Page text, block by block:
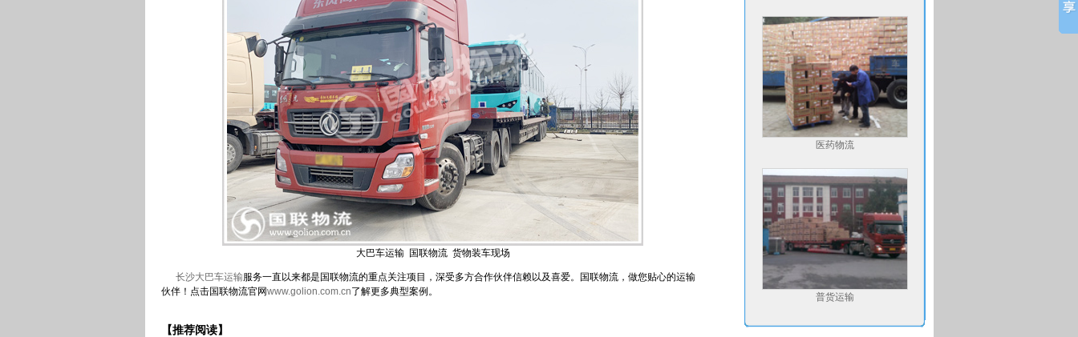
大巴车运输国联物流 货物装车现场
长沙大巴车运输服务一直以来都是国联物流的重点关注项目，深受多方合作伙伴信赖以及喜爱。国联物流，做您贴心的运输
伙伴！点击国联物流官网www.golion.com.cn了解更多典型案例。
【推荐阅读】
医药物流
普货运输